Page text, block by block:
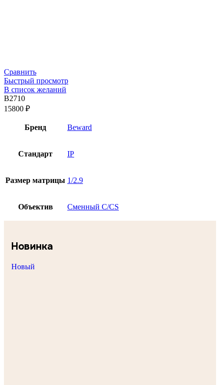
Сравнить
Быстрый просмотр
В список желаний
B2710
15800 ₽
Бренд Beward
Стандарт IP
Размер матрицы 1/2.9
Объектив Сменный C/CS
Новинка
Новый